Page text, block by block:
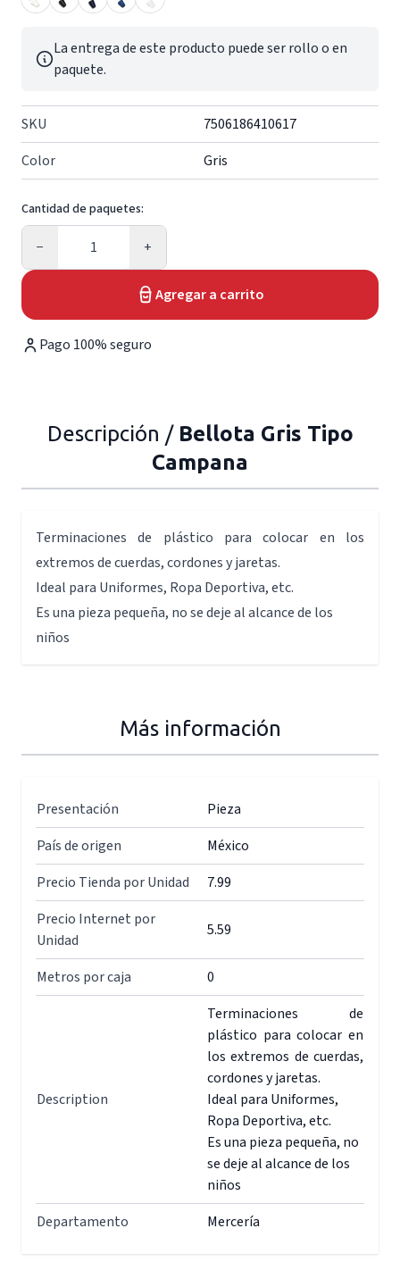
La entrega de este producto puede ser rollo o en
paquete.
SKU
7506186410617
Color
Gris
Cantidad de paquetes:
−
Cantidad
+
Agregar a carrito
Pago 100% seguro
Descripción / Bellota Gris Tipo
Campana
Terminaciones de plástico para colocar en los
extremos de cuerdas, cordones y jaretas.
Ideal para Uniformes, Ropa Deportiva, etc.
Es una pieza pequeña, no se deje al alcance de los
niños
Más información
Presentación
Pieza
País de origen
México
Precio Tienda por Unidad
7.99
Precio Internet por
Unidad
5.59
Metros por caja 0
Description
Terminaciones de
plástico para colocar en
los extremos de cuerdas,
cordones y jaretas.
Ideal para Uniformes,
Ropa Deportiva, etc.
Es una pieza pequeña, no
se deje al alcance de los
niños
Departamento
Mercería